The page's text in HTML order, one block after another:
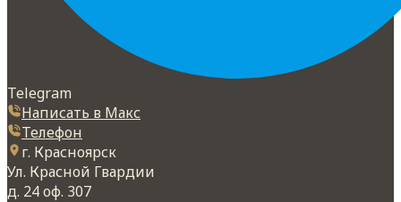
Telegram
Написать в Макс
Телефон
г. Красноярск
Ул. Красной Гвардии
д. 24 оф. 307